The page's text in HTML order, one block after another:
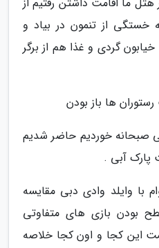
خستگی از تنمون در بیاد و
گردی و غذا هم از برگر
صبحانه خوردیم حاضر شدیم
پارک آبی .
وایلد وادی دبی مقایسه
بودن بازی های متفاوتی
این کجا و اون کجا خلاصه